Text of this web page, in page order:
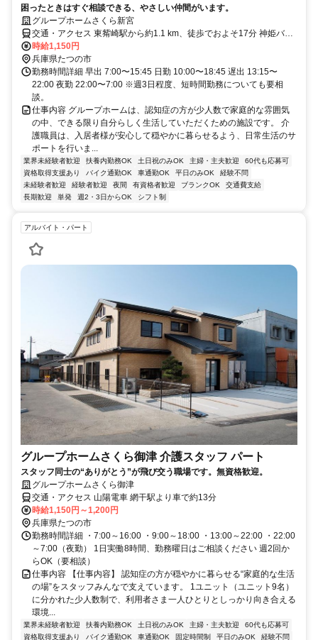
困ったときはすぐ相談できる、やさしい仲間がいます。
グループホームさくら新宮
交通・アクセス 東觜崎駅から約1.1 km、徒歩でおよそ17分 神姫バス
の「船渡」バス停から徒歩約15分
時給1,150円
兵庫県たつの市
勤務時間詳細 早出 7:00〜15:45 日勤 10:00〜18:45 遅出 13:15〜
22:00 夜勤 22:00〜7:00 ※週3日程度、短時間勤務についても要相
談。
仕事内容 グループホームは、認知症の方が少人数で家庭的な雰囲気
の中、できる限り自分らしく生活していただくための施設です。 介
護職員は、入居者様が安心して穏やかに暮らせるよう、日常生活のサ
ポートを行いま...
業界未経験者歓迎 扶養内勤務OK 土日祝のみOK 主婦・主夫歓迎
60代も応募可
資格取得支援あり
バイク通勤OK 車通勤OK 平日のみOK
経験不問
未経験者歓迎
経験者歓迎 夜間 有資格者歓迎 ブランクOK
交通費支給
長期歓迎
単発 週2・3日からOK シフト制
アルバイト・パート
グループホームさくら御津 介護スタッフ パート
スタッフ同士の“ありがとう”が飛び交う職場です。無資格歓迎。
グループホームさくら御津
交通・アクセス 山陽電車 網干駅より車で約13分
時給1,150円～1,200円
兵庫県たつの市
勤務時間詳細 ・7:00～16:00 ・9:00～18:00 ・13:00～22:00 ・22:00
～7:00（夜勤） 1日実働8時間、勤務曜日はご相談ください 週2回か
らOK（要相談）
仕事内容 【仕事内容】 認知症の方が穏やかに暮らせる“家庭的な生活
の場”をスタッフみんなで支えています。 1ユニット（ユニット9名）
に分かれた少人数制で、利用者さま一人ひとりとしっかり向き合える
環境...
業界未経験者歓迎 扶養内勤務OK 土日祝のみOK 主婦・主夫歓迎
60代も応募可
資格取得支援あり
バイク通勤OK 車通勤OK 固定時間制 平日のみOK
経験不問